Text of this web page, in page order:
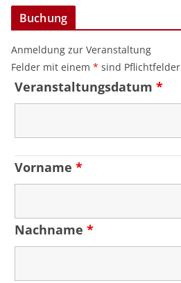
Buchung
Anmeldung zur Veranstaltung
Felder mit einem * sind Pflichtfelder
Veranstaltungsdatum *
Vorname *
Nachname *